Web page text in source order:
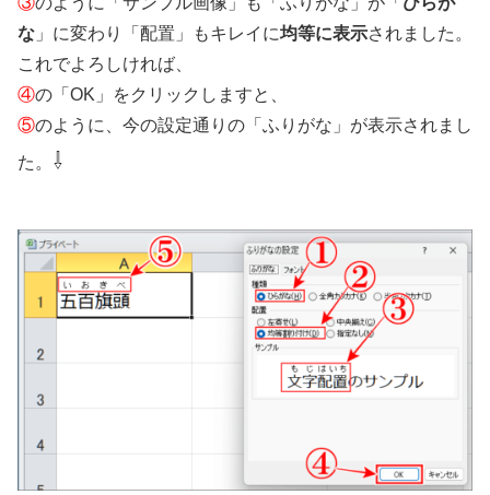
な 」に変わり「配置」もキレイに均等に表示されました。
これでよろしければ、
④の「OK」をクリックしますと、
⑤のように、今の設定通りの「ふりがな」が表示されまし
た。 ⇩